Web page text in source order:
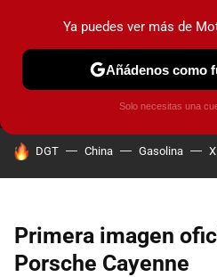
MENÚ
COCHES
HOY SE HABLA DE
DGT China Gasolina
Primera imagen
Porsche Cayenne
Ya puedes ver más de
Añádenos como
Solo necesitas una